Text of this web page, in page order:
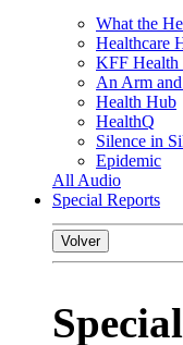
What the
Healthcare
KFF Health
An Arm
Health Hub
HealthQ
Silence in
Epidemic
All Audio
Special Reports
Volver